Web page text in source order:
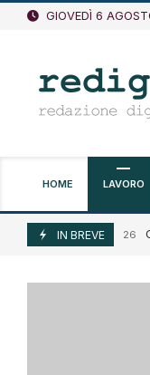
Vai
GIOVEDÌ 6
HOME LAVORO
IN BREVE
Agosto 6, 2026